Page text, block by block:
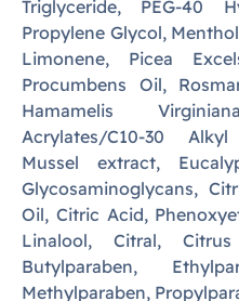
Triglyceride, PEG-40
Propylene Glycol,
Limonene, Picea
Procumbens Oil,
Hamamelis
Acrylates/C10-30
Mussel extract,
Glycosaminoglycans,
Oil, Citric Acid,
Linalool, Citral,
Butylparaben,
Methylparaben,